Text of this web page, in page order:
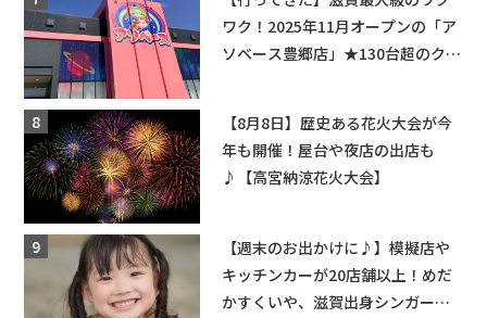
ワク！2025年11月オープンの「ア
ソベース豊郷店」★130台超のクレ
【8月8日】歴史ある花火大会が今
年も開催！屋台や夜店の出店も
♪【高宮納涼花火大会】
【週末のお出かけに♪】模擬店や
キッチンカーが20店舗以上！めだ
かすくいや、滋賀出身シンガーソ